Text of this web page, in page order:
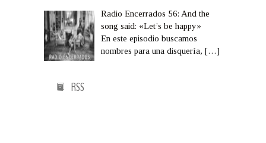
Radio Encerrados 56: And the
song said: «Let’s be happy»
En este episodio buscamos
nombres para una disquería,[…]
RSS